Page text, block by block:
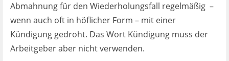
Abmahnung für den Wiederholungsfall regelmäßig –
wenn auch oft in höflicher Form – mit einer
Kündigung gedroht. Das Wort Kündigung muss der
Arbeitgeber aber nicht verwenden.